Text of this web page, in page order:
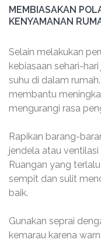
MEMBIASAKAN
KENYAMANAN
Selain melakukan
kebiasaan sehari-
suhu di dalam
membantu
mengurangi rasa
Rapikan barang-
jendela atau
Ruangan yang
sempit dan sulit
baik.
Gunakan seprai
kemarau karena